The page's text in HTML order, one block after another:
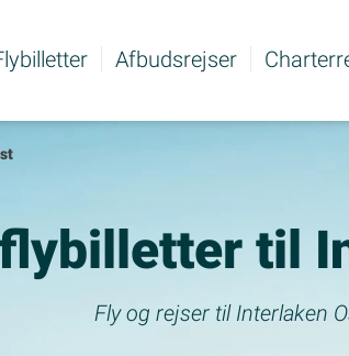
Afbudsrejser
til
Fly og rejser til Interlaken